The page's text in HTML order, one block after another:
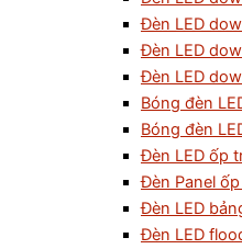
Đèn LED
Đèn LED
Đèn LED
Bóng đèn
Bóng đèn
Đèn LED ốp
Đèn Panel
Đèn LED
Đèn LED